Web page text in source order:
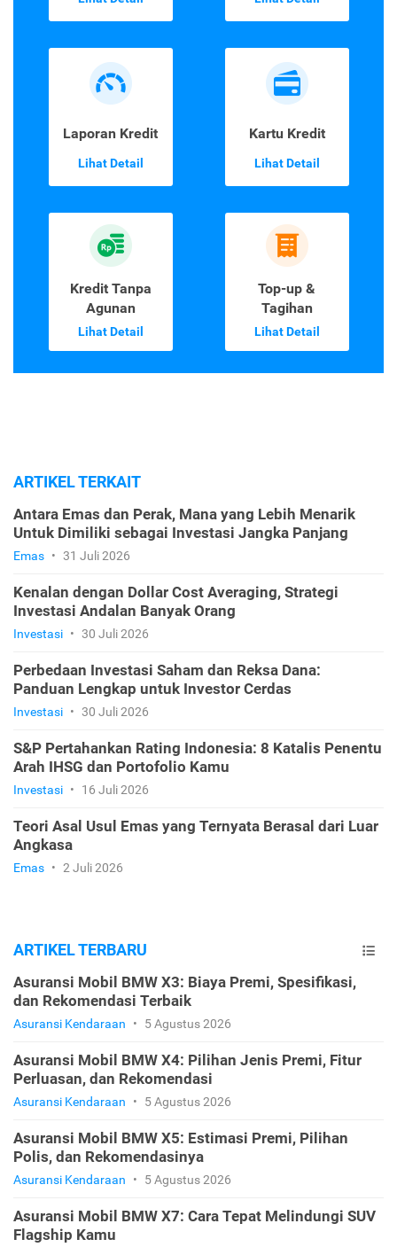
Laporan Kredit
Lihat Detail
Kartu Kredit
Lihat Detail
Kredit Tanpa
Agunan
Lihat Detail
Top-up &
Tagihan
Lihat Detail
ARTIKEL TERKAIT
Antara Emas dan Perak, Mana yang Lebih Menarik
Untuk Dimiliki sebagai Investasi Jangka Panjang
Emas • 31 Juli 2026
Kenalan dengan Dollar Cost Averaging, Strategi
Investasi Andalan Banyak Orang
Investasi • 30 Juli 2026
Perbedaan Investasi Saham dan Reksa Dana:
Panduan Lengkap untuk Investor Cerdas
Investasi • 30 Juli 2026
S&P Pertahankan Rating Indonesia: 8 Katalis Penentu
Arah IHSG dan Portofolio Kamu
Investasi • 16 Juli 2026
Teori Asal Usul Emas yang Ternyata Berasal dari Luar
Angkasa
Emas • 2 Juli 2026
ARTIKEL TERBARU
Asuransi Mobil BMW X3: Biaya Premi, Spesifikasi,
dan Rekomendasi Terbaik
Asuransi Kendaraan • 5 Agustus 2026
Asuransi Mobil BMW X4: Pilihan Jenis Premi, Fitur
Perluasan, dan Rekomendasi
Asuransi Kendaraan • 5 Agustus 2026
Asuransi Mobil BMW X5: Estimasi Premi, Pilihan
Polis, dan Rekomendasinya
Asuransi Kendaraan • 5 Agustus 2026
Asuransi Mobil BMW X7: Cara Tepat Melindungi SUV
Flagship Kamu